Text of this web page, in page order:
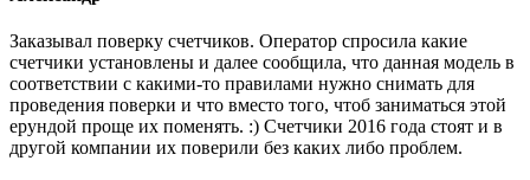
Заказывал поверку счетчиков. Оператор спросила какие
счетчики установлены и далее сообщила, что данная модель в
соответствии с какими-то правилами нужно снимать для
проведения поверки и что вместо того, чтоб заниматься этой
ерундой проще их поменять. :) Счетчики 2016 года стоят и в
другой компании их поверили без каких либо проблем.